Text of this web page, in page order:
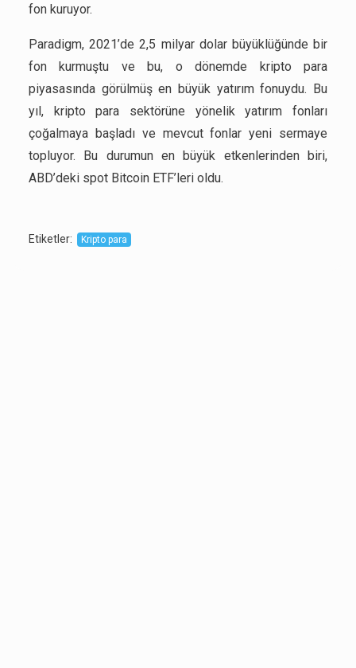
fon kuruyor.
Paradigm, 2021’de 2,5 milyar dolar büyüklüğünde bir
fon kurmuştu ve bu, o dönemde kripto para
piyasasında görülmüş en büyük yatırım fonuydu. Bu
yıl, kripto para sektörüne yönelik yatırım fonları
çoğalmaya başladı ve mevcut fonlar yeni sermaye
topluyor. Bu durumun en büyük etkenlerinden biri,
ABD’deki spot Bitcoin ETF’leri oldu.
Etiketler: Kripto para